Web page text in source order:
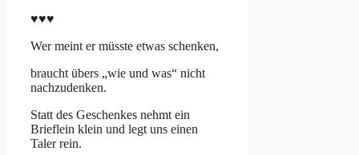
♥♥♥
Wer meint er müsste etwas schenken,
braucht übers „wie und was“ nicht
nachzudenken.
Statt des Geschenkes nehmt ein
Brieflein klein und legt uns einen
Taler rein.